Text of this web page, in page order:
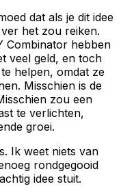
dat als je dit idee
het zou reiken.
Combinator hebben
veel geld, en toch
helpen, omdat ze
Misschien is de
zou een
te verlichten,
groei.
Ik weet niets van
rondgegooid
idee stuit.